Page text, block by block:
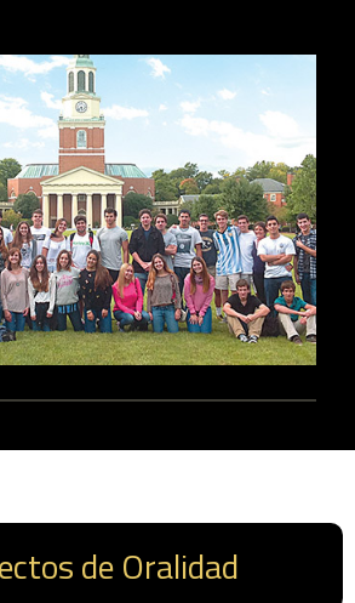
de Oralidad